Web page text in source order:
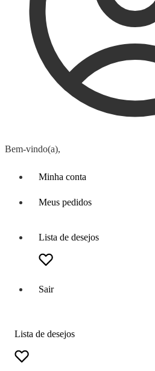
Bem-vindo(a),
Minha conta
Meus pedidos
Lista de desejos
Sair
Lista de desejos